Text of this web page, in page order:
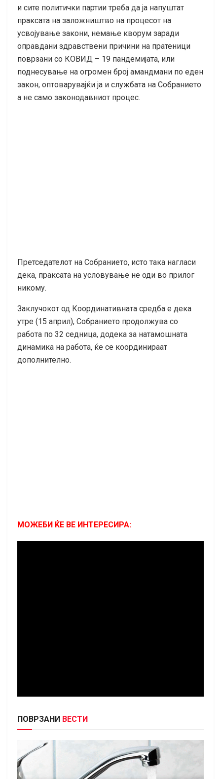
и сите политички партии треба да ја напуштат
праксата на заложништво на процесот на
усвојување закони, немање кворум заради
оправдани здравствени причини на пратеници
поврзани со КОВИД – 19 пандемијата, или
поднесување на огромен број амандмани по еден
закон, оптоварувајќи ја и службата на Собранието
а не само законодавниот процес.
Претседателот на Собранието, исто така нагласи
дека, праксата на условување не оди во прилог
никому.
Заклучокот од Координативната средба е дека
утре (15 април), Собранието продолжува со
работа по 32 седница, додека за натамошната
динамика на работа, ќе се координираат
дополнително.
МОЖЕБИ ЌЕ ВЕ ИНТЕРЕСИРА:
ПОВРЗАНИ ВЕСТИ